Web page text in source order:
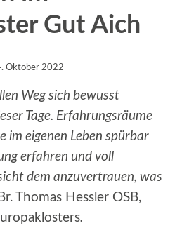
Gut Aich
Oktober 2022
Weg sich bewusst
Tage. Erfahrungsräume
im eigenen Leben spürbar
erfahren und voll
dem anzuvertrauen, was
Br. Thomas Hessler OSB,
.